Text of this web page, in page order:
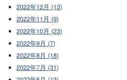
2022年12月 (13)
2022年11月 (9)
2022年10月 (23)
2022年9月 (7)
2022年8月 (18)
2022年7月 (31)